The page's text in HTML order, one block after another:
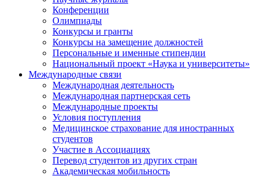
Конференции
Олимпиады
Конкурсы и гранты
Конкурсы на замещение должностей
Персональные и именные стипендии
Национальный проект «Наука и университеты»
Международные связи
Международная деятельность
Международная партнерская сеть
Международные проекты
Условия поступления
Медицинское страхование для иностранных
студентов
Участие в Ассоциациях
Перевод студентов из других стран
Академическая мобильность